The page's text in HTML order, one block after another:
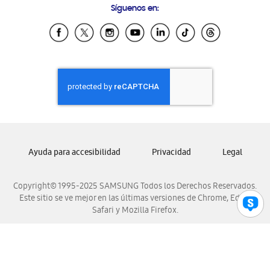
Samsung Ecuador
Samsung El Salvador
Samsung Honduras
Samsung Nicaragua
Samsung Panamá
Samsung Venezuela
Síguenos en:
Copyright© 1995-2025 SAMSUNG Todos los Derechos Reservados.
Este sitio se ve mejor en las últimas versiones de Chrome, Edge,
Safari y Mozilla Firefox.
Ayuda para accesibilidad Privacidad Legal